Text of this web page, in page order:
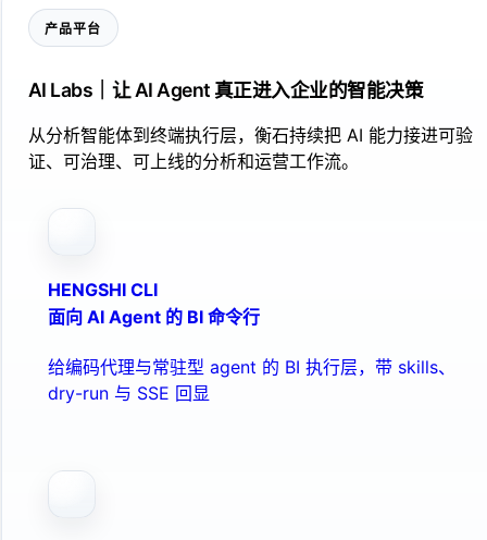
产品平台
AI Labs｜让 AI Agent 真正进入企业的智能决策
从分析智能体到终端执行层，衡石持续把 AI 能力接进可验
证、可治理、可上线的分析和运营工作流。
HENGSHI CLI
面向 AI Agent 的 BI 命令行
给编码代理与常驻型 agent 的 BI 执行层，带 skills、
dry-run 与 SSE 回显